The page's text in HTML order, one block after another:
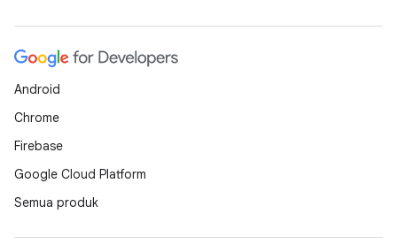
Android
Chrome
Firebase
Google Cloud Platform
Semua produk